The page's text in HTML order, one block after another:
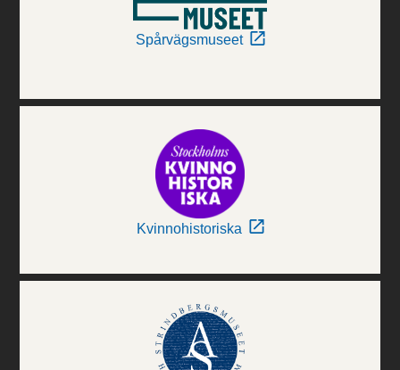
Spårvägsmuseet
Kvinnohistoriska